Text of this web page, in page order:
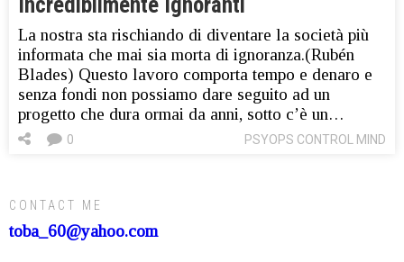
La nostra sta rischiando di diventare la società più
informata che mai sia morta di ignoranza.(Rubén
Blades) Questo lavoro comporta tempo e denaro e
senza fondi non possiamo dare seguito ad un
progetto che dura ormai da anni, sotto c’è un…
PSYOPS CONTROL MIND
0
CONTACT ME
toba_60@yahoo.com